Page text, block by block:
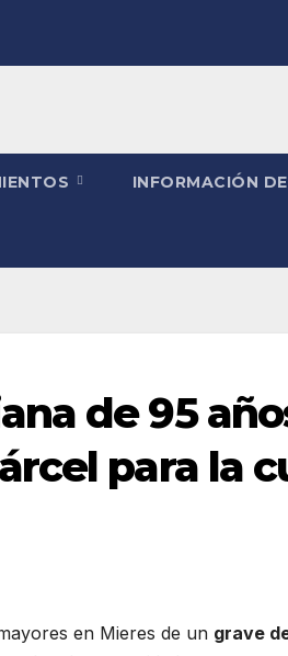
INFORMACIÓN
de 95
para la
en Mieres de un grave